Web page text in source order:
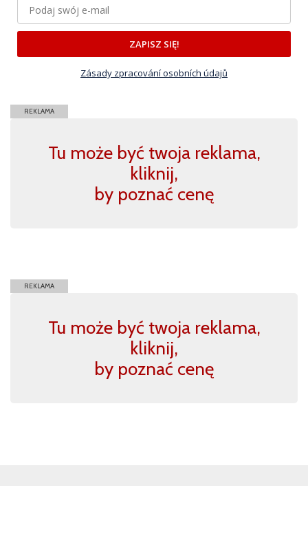
ZAPISZ SIĘ!
Zásady zpracování osobních údajů
REKLAMA
Tu może być twoja reklama,
kliknij,
by poznać cenę
REKLAMA
Tu może być twoja reklama,
kliknij,
by poznać cenę